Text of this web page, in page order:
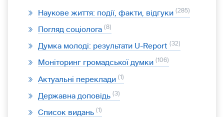
Наукове життя: події, факти, відгуки 285
Погляд соціолога 8
Думка молоді: результати U-Report 32
Моніторинг громадської думки 106
Актуальні переклади 1
Державна доповідь 3
Список видань 1